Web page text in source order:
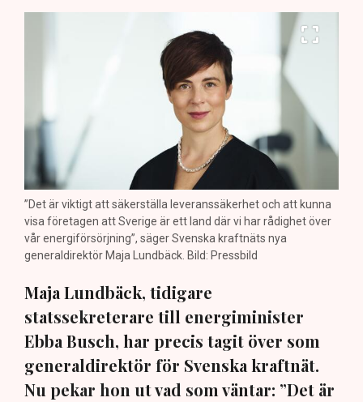
”Det är viktigt att säkerställa leveranssäkerhet och att kunna
visa företagen att Sverige är ett land där vi har rådighet över
vår energiförsörjning”, säger Svenska kraftnäts nya
generaldirektör Maja Lundbäck. Bild: Pressbild
Maja Lundbäck, tidigare
statssekreterare till energiminister
Ebba Busch, har precis tagit över som
generaldirektör för Svenska kraftnät.
Nu pekar hon ut vad som väntar: ”Det är